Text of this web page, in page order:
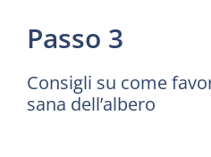
Passo 3
Consigli su come
sana dell’albero